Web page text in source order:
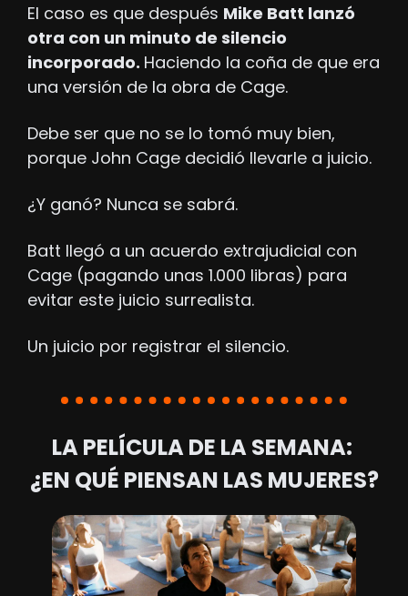
El caso es que después Mike Batt lanzó
otra con un minuto de silencio
incorporado. Haciendo la coña de que era
una versión de la obra de Cage.
Debe ser que no se lo tomó muy bien,
porque John Cage decidió llevarle a juicio.
¿Y ganó? Nunca se sabrá.
Batt llegó a un acuerdo extrajudicial con
Cage (pagando unas 1.000 libras) para
evitar este juicio surrealista.
Un juicio por registrar el silencio.
LA PELÍCULA DE LA SEMANA:
¿EN QUÉ PIENSAN LAS MUJERES?